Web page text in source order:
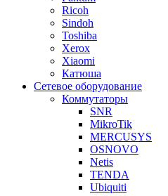
Ricoh
Sindoh
Toshiba
Xerox
Xiaomi
Катюша
Сетевое оборудование
Коммутаторы
SNR
MikroTik
MERCUSYS
OSNOVO
Netis
TENDA
Ubiquiti